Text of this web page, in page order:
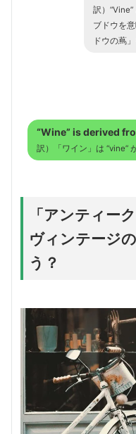
訳）
ブドウを
ドウの蔦
“Wine” is derived
訳）「ワイン」は “vine”
「アンティー
ヴィンテージ
う？